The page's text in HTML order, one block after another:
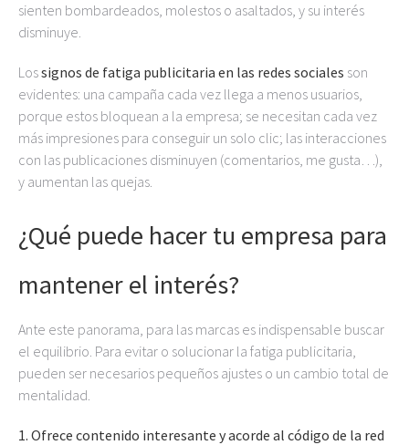
sienten bombardeados, molestos o asaltados, y su interés
disminuye.
Lossignos de fatiga publicitaria en las redes sociales son
evidentes: una campaña cada vez llega a menos usuarios,
porque estos bloquean a la empresa; se necesitan cada vez
más impresiones para conseguir un solo clic; las interacciones
con las publicaciones disminuyen (comentarios, me gusta…),
y aumentan las quejas.
¿Qué puede hacer tu empresa para
mantener el interés?
Ante este panorama, para las marcas es indispensable buscar
el equilibrio. Para evitar o solucionar la fatiga publicitaria,
pueden ser necesarios pequeños ajustes o un cambio total de
mentalidad.
1. Ofrece contenido interesante y acorde al código de la red